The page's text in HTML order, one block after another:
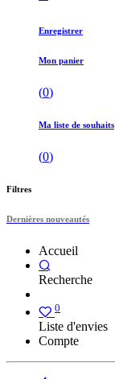
Enregistrer
Mon panier
(0)
Ma liste de souhaits
(0)
Filtres
Dernières nouveautés
Accueil
Recherche
0
Liste d'envies
Compte